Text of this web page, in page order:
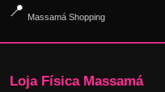
📍 Massamá Shopping
Loja Física Massamá